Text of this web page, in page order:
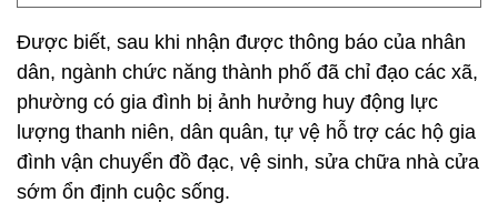
Được biết, sau khi nhận được thông báo của nhân
dân, ngành chức năng thành phố đã chỉ đạo các xã,
phường có gia đình bị ảnh hưởng huy động lực
lượng thanh niên, dân quân, tự vệ hỗ trợ các hộ gia
đình vận chuyển đồ đạc, vệ sinh, sửa chữa nhà cửa
sớm ổn định cuộc sống.